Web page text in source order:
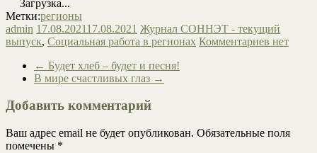
Загрузка...
Метки:регионы
admin 17.08.202117.08.2021 Журнал СОННЭТ - текущий
выпуск, Социальная работа в регионах Комментариев нет
← Будет хлеб – будет и песня!
В мире счастливых глаз →
Добавить комментарий
Ваш адрес email не будет опубликован. Обязательные поля
помечены *